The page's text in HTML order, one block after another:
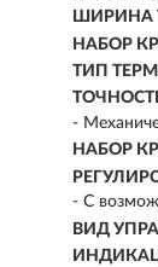
ШИРИНА
НАБОР
ТИП
-
НАБОР
- С
ВИД